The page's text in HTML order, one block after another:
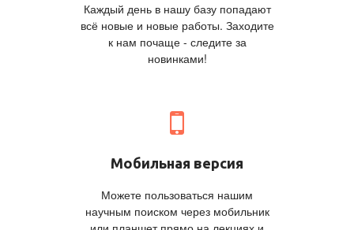
Каждый день в нашу базу попадают
всё новые и новые работы. Заходите
к нам почаще - следите за
новинками!
Мобильная версия
Можете пользоваться нашим
научным поиском через мобильник